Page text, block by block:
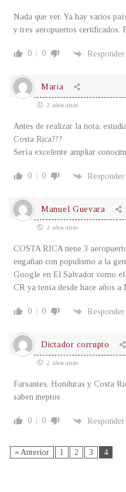
Nada que ver. Ya hay varios
y tres aeropuertos certificados.
0 0 Responder
Maria
2 años atrás
Antes de realizar la nota,
Costa Rica???
Sería excelente ampliar
0 0 Responder
Manuel Guevara
2 años atrás
COSTA RICA tiene 3
engañan con populismo a la
Google en El Salvador como
CR ya tenía desde hace años
0 0 Responder
Dictador corrupto
2 años atrás
Farsantes, Honduras y Costa
saben ineptos
0 0 Responder
« Anterior 1 2 3 4